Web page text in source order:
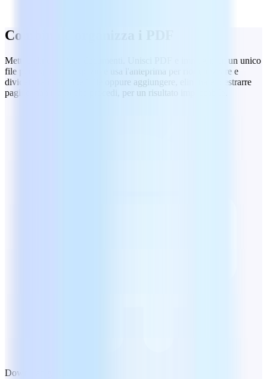
Combina e organizza i PDF
Metti ordine nei tuoi documenti. Unisci PDF e immagini in un unico
file per risparmiare spazio e usa l'anteprima per riorganizzare e
dividere rapidamente i file oppure aggiungere, eliminare o estrarre
pagine man mano che procedi, per un risultato impeccabile.
Download gratuito